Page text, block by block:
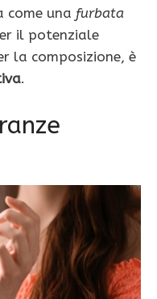
come una furbata
il potenziale
la composizione, è
.